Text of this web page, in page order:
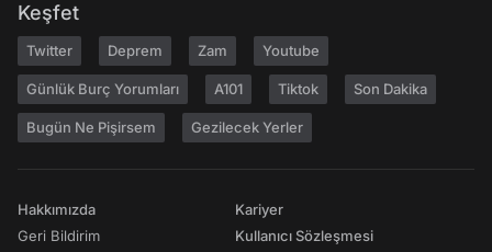
Keşfet
Twitter Deprem Zam Youtube
Günlük Burç Yorumları A101 Tiktok Son Dakika
Bugün Ne Pişirsem Gezilecek Yerler
Hakkımızda
Geri Bildirim
Kariyer
Kullanıcı Sözleşmesi